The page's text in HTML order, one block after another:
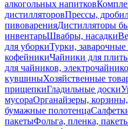
алкогольных напитков
дистилляторовПрессы,
пивоваренияДистилляторы
инвентарьШвабры, насадки
для уборкиТурки,
кофейникиЧайники для
для чайников,
кувшиныХозяйственные
прищепкиГладильные доски
мусораОрганайзеры,
бумажные полотенца
пакетыФольга, пленка,